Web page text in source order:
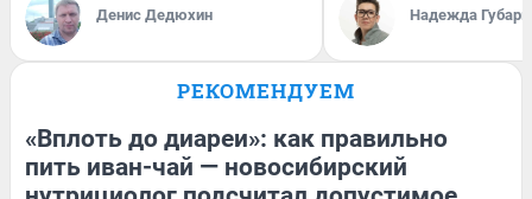
Денис Дедюхин Надежда Губарь
РЕКОМЕНДУЕМ
«Вплоть до диареи»: как правильно
пить иван-чай — новосибирский